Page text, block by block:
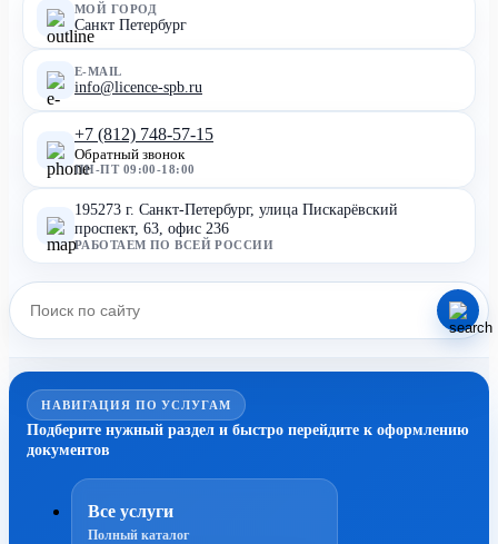
МОЙ ГОРОД
Санкт Петербург
E-MAIL
info@licence-spb.ru
+7 (812) 748-57-15
Обратный звонок
ПН-ПТ 09:00-18:00
195273 г. Санкт-Петербург, улица Пискарёвский
проспект, 63, офис 236
РАБОТАЕМ ПО ВСЕЙ РОССИИ
НАВИГАЦИЯ ПО УСЛУГАМ
Подберите нужный раздел и быстро перейдите к оформлению
документов
Все услуги
Полный каталог